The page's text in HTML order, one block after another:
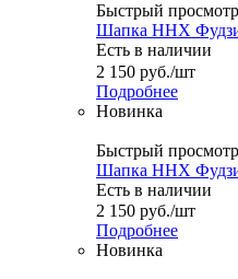
Быстрый просмотр
Шапка ННХ Фудзи
Есть в наличии
2 150 руб./шт
Подробнее
Новинка
Быстрый просмотр
Шапка ННХ
Есть в наличии
2 150 руб./шт
Подробнее
Новинка